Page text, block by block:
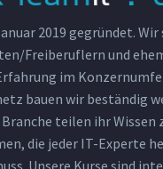
2019 gegründet. Wir
Freiberuflern und
im
bauen wir beständig
teilen ihr Wissen
die jeder IT-Experte
Unsere Kurse sind